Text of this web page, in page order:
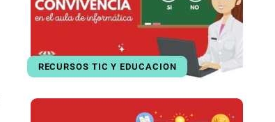
RECURSOS TIC Y EDUCACION